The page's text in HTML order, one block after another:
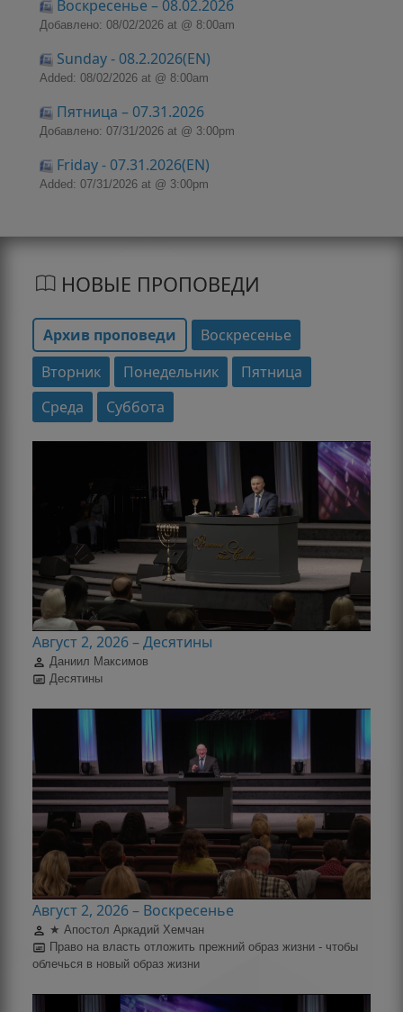
Воскресенье – 08.02.2026
Добавлено: 08/02/2026 at @ 8:00am
Sunday - 08.2.2026(EN)
Added: 08/02/2026 at @ 8:00am
Пятница – 07.31.2026
Добавлено: 07/31/2026 at @ 3:00pm
Friday - 07.31.2026(EN)
Added: 07/31/2026 at @ 3:00pm
НОВЫЕ ПРОПОВЕДИ
Архив проповеди
Воскресенье
Вторник
Понедельник
Пятница
Среда
Суббота
Август 2, 2026 – Десятины
Даниил Максимов
Десятины
Август 2, 2026 – Воскресенье
★ Апостол Аркадий Хемчан
Право на власть отложить прежний образ жизни - чтобы
облечься в новый образ жизни